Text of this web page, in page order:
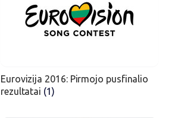
Eurovizija 2016: Pirmojo pusfinalio
rezultatai (1)